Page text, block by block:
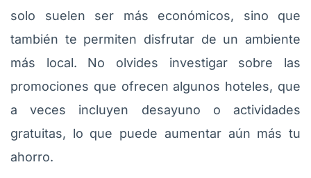
solo suelen ser más económicos, sino que
también te permiten disfrutar de un ambiente
más local. No olvides investigar sobre las
promociones que ofrecen algunos hoteles, que
a veces incluyen desayuno o actividades
gratuitas, lo que puede aumentar aún más tu
ahorro.